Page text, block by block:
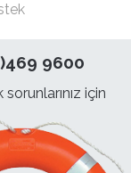
9600
için